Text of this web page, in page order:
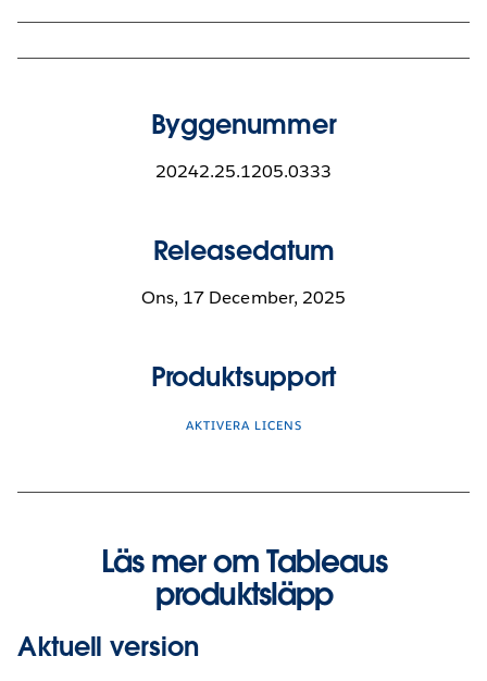
Byggenummer
20242.25.1205.0333
Releasedatum
Ons, 17 December, 2025
Produktsupport
AKTIVERA LICENS
Läs mer om Tableaus
produktsläpp
Aktuell version